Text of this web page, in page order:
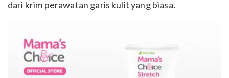
dari krim perawatan garis kulit yang biasa.